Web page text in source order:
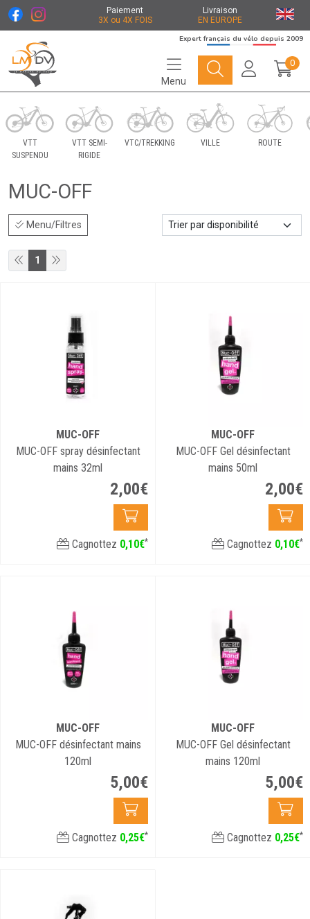
Paiement
3X ou 4X FOIS
Livraison
EN EUROPE
Le Marché du Vélo Votre distributeurs de vélo
Expert français du vélo depuis 2009
Menu
0
VTT
SUSPENDU
VTT SEMI-
RIGIDE
VTC/TREKKING VILLE ROUTE
MUC-OFF
Menu/Filtres
1
MUC-OFF
MUC-OFF spray désinfectant
mains 32ml
2,00€
Cagnottez 0,10€*
MUC-OFF
MUC-OFF Gel désinfectant
mains 50ml
2,00€
Cagnottez 0,10€*
MUC-OFF
MUC-OFF désinfectant mains
120ml
5,00€
Cagnottez 0,25€*
MUC-OFF
MUC-OFF Gel désinfectant
mains 120ml
5,00€
Cagnottez 0,25€*